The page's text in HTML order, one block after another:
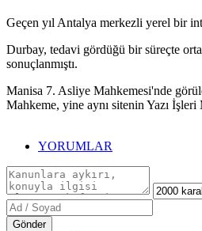
Geçen yıl Antalya merkezli yerel bir
Durbay, tedavi gördüğü bir süreçte
sonuçlanmıştı.
Manisa 7. Asliye Mahkemesi'nde
Mahkeme, yine aynı sitenin Yazı İşleri
YORUMLAR
Gönder